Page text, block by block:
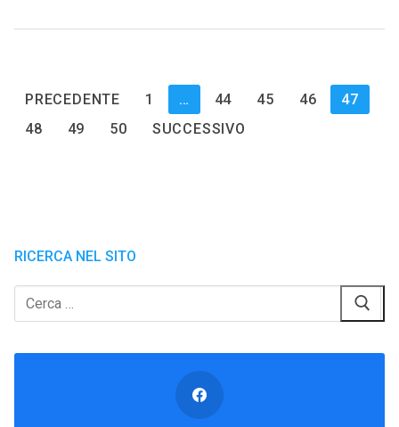
Paginazione
degli
PRECEDENTE 1 … 44 45 46
47
48
49 50 SUCCESSIVO
RICERCA NEL SITO
Cerca: